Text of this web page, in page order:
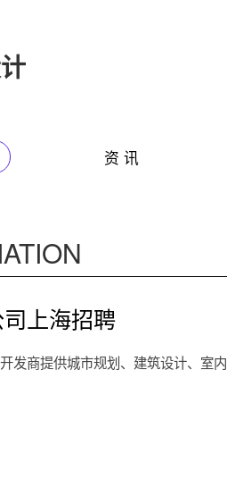
资 讯
上海招聘
发商提供城市规划、建筑设计、室内